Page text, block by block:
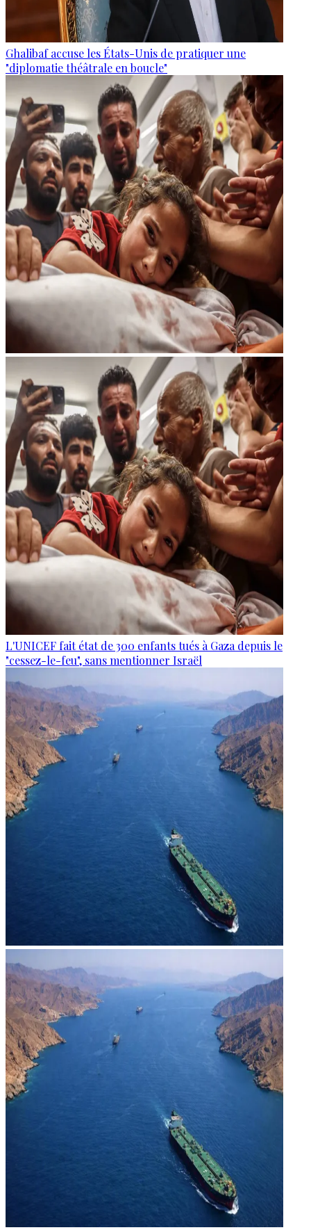
Ghalibaf accuse les États-Unis de pratiquer une
"diplomatie théâtrale en boucle"
L'UNICEF fait état de 300 enfants tués à Gaza depuis le
"cessez-le-feu", sans mentionner Israël